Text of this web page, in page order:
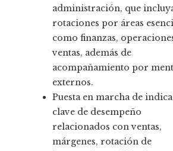
administración, que
rotaciones por áreas
como finanzas,
ventas, además de
acompañamiento por
externos.
Puesta en marcha de
clave de desempeño
relacionados con ventas,
márgenes, rotación de